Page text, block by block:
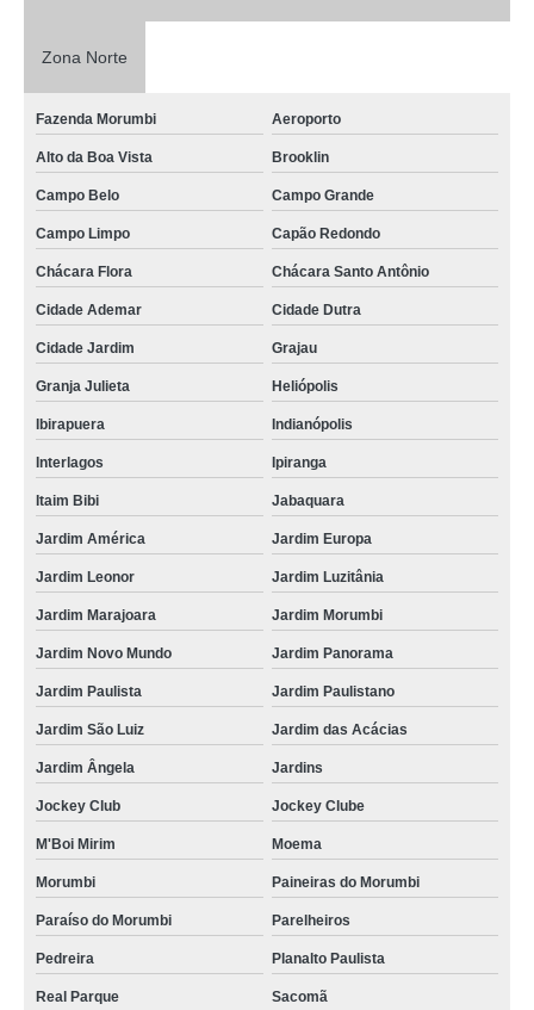
Zona Norte
Fazenda Morumbi Aeroporto
Alto da Boa Vista Brooklin
Campo Belo Campo Grande
Campo Limpo Capão Redondo
Chácara Flora Chácara Santo Antônio
Cidade Ademar Cidade Dutra
Cidade Jardim Grajau
Granja Julieta Heliópolis
Ibirapuera Indianópolis
Interlagos Ipiranga
Itaim Bibi Jabaquara
Jardim América Jardim Europa
Jardim Leonor Jardim Luzitânia
Jardim Marajoara Jardim Morumbi
Jardim Novo Mundo Jardim Panorama
Jardim Paulista Jardim Paulistano
Jardim São Luiz Jardim das Acácias
Jardim Ângela Jardins
Jockey Club Jockey Clube
M'Boi Mirim Moema
Morumbi Paineiras do Morumbi
Paraíso do Morumbi Parelheiros
Pedreira Planalto Paulista
Real Parque Sacomã